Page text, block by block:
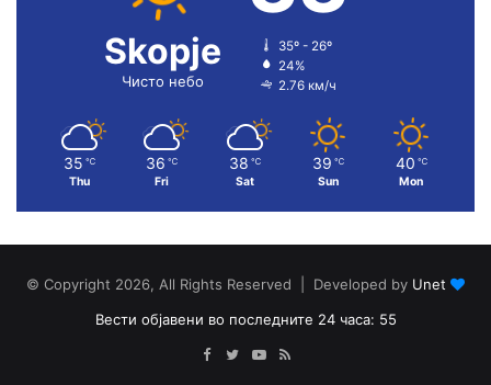
Skopje
Чисто небо
35º - 26º
24%
2.76 км/ч
35 ℃
Thu
36 ℃
Fri
38 ℃
Sat
39 ℃
Sun
40 ℃
Mon
© Copyright 2026, All Rights Reserved | Developed by Unet
Вести објавени во последните 24 часа: 55
Facebook
TwitterYouTube
RSS